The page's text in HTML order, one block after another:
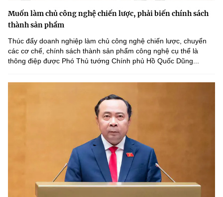
Muốn làm chủ công nghệ chiến lược, phải biến chính sách
thành sản phẩm
Thúc đẩy doanh nghiệp làm chủ công nghệ chiến lược, chuyển
các cơ chế, chính sách thành sản phẩm công nghệ cụ thể là
thông điệp được Phó Thủ tướng Chính phủ Hồ Quốc Dũng...